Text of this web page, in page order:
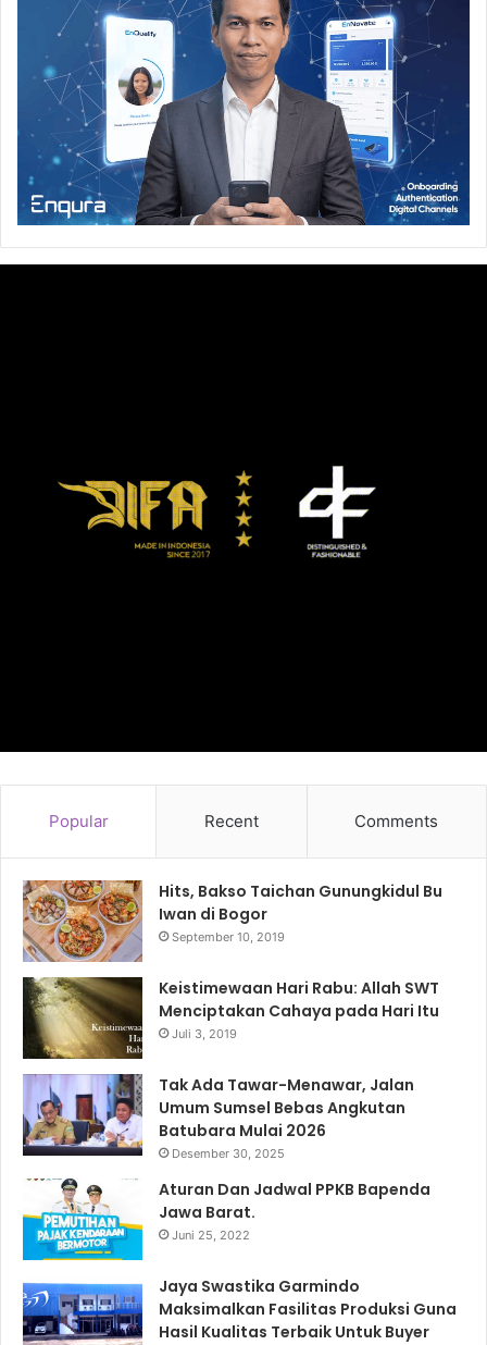
Popular Recent Comments
Hits, Bakso Taichan Gunungkidul Bu
Iwan di Bogor
September 10, 2019
Keistimewaan Hari Rabu: Allah SWT
Menciptakan Cahaya pada Hari Itu
Juli 3, 2019
Tak Ada Tawar-Menawar, Jalan
Umum Sumsel Bebas Angkutan
Batubara Mulai 2026
Desember 30, 2025
Aturan Dan Jadwal PPKB Bapenda
Jawa Barat.
Juni 25, 2022
Jaya Swastika Garmindo
Maksimalkan Fasilitas Produksi Guna
Hasil Kualitas Terbaik Untuk Buyer